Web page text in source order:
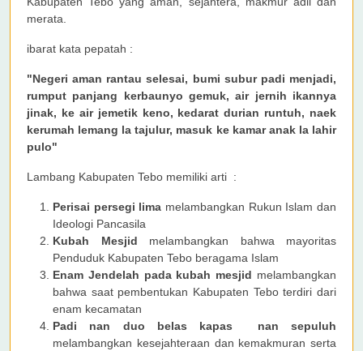
merata.
ibarat kata pepatah :
"Negeri aman rantau selesai, bumi subur padi menjadi,
rumput panjang kerbaunyo gemuk, air jernih ikannya
jinak, ke air jemetik keno, kedarat durian runtuh, naek
kerumah lemang la tajulur, masuk ke kamar anak la lahir
pulo"
Lambang Kabupaten Tebo memiliki arti :
Perisai persegi lima melambangkan Rukun Islam dan
Ideologi Pancasila
Kubah Mesjid melambangkan bahwa mayoritas
Penduduk Kabupaten Tebo beragama Islam
Enam Jendelah pada kubah mesjid melambangkan
bahwa saat pembentukan Kabupaten Tebo terdiri dari
enam kecamatan
Padi nan duo belas kapas nan sepuluh
melambangkan kesejahteraan dan kemakmuran serta